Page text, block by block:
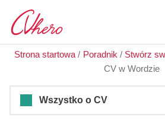
Strona startowa/ Poradnik / Stwórz
CV w Wordzie
Wszystko o CV